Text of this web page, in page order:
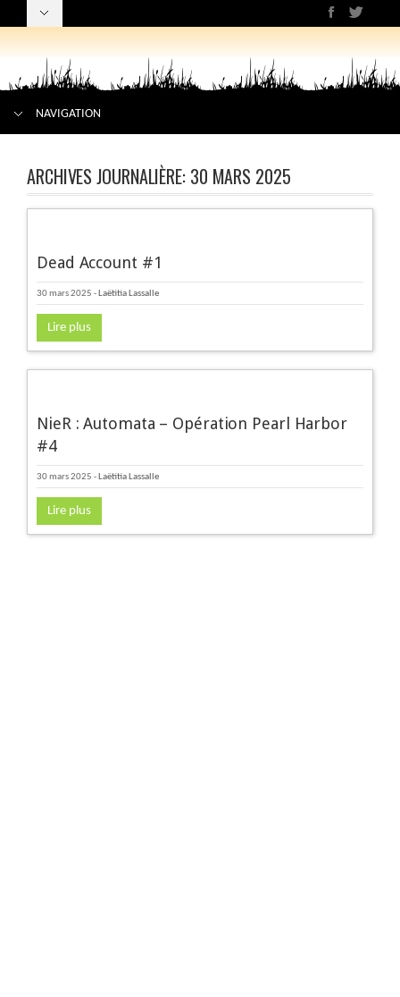
NAVIGATION
ARCHIVES JOURNALIÈRE: 30 MARS 2025
Dead Account #1
30 mars 2025 - Laëtitia Lassalle
Lire plus
NieR : Automata – Opération Pearl Harbor
#4
30 mars 2025 - Laëtitia Lassalle
Lire plus